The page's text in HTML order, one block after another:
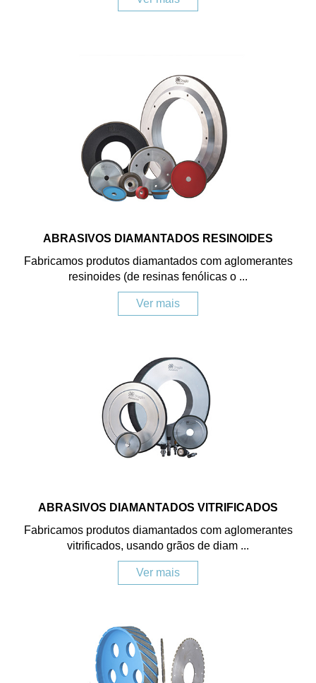
ABRASIVOS DIAMANTADOS RESINOIDES
Fabricamos produtos diamantados com aglomerantes
resinoides (de resinas fenólicas o ...
Ver mais
ABRASIVOS DIAMANTADOS VITRIFICADOS
Fabricamos produtos diamantados com aglomerantes
vitrificados, usando grãos de diam ...
Ver mais